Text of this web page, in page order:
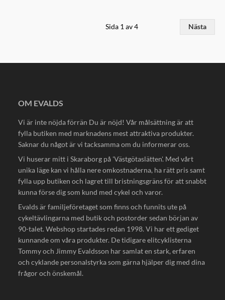
Sida 1 av 4 Nästa
OM EVALDS
Vi är inte nöjda förrän Du är nöjd! Vår målsättning är att
fylla butiken med marknadens mest attraktiva produkter.
Saknar du något är vi tacksamma om du informerar oss.
Vi huserar mitt i Skaraborg på 'Västgötaslätten'. Med vårt
unika läge kan vi hålla nere omkostnaderna, ha rätt pris samt
fylla upp butiken och lagret till bristningsgräns för att snabbt
kunna förse dig som kund med cykel och varor.
Evalds är familjeföretaget som finns och funnits ute på
cykeltävlingarna med butik och postorder sedan början av
90-talet. Webshop startades redan 1998. Vi har ett gediget
kunnande om våra produkter. De tidigare elitcyklisterna
Tommy och Jimmy Evaldsson har samlat en stark, erfaren
och cyklande personalstyrka som gärna hjälper dig med dina
frågor och önskemål.